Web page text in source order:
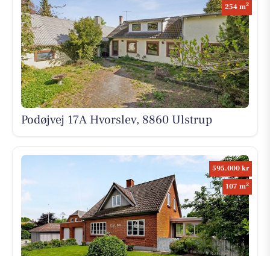
254 m2
Podøjvej 17A Hvorslev, 8860 Ulstrup
595.000 kr
107 m2